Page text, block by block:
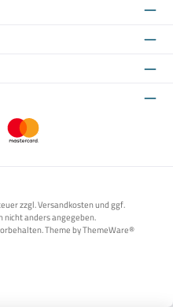
zzgl. Versandkosten und ggf.
nicht anders angegeben.
Theme byThemeWare®